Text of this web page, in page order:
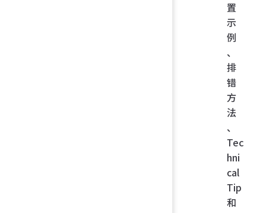
置
示
例
、
排
错
方
法
、
Tec
hni
cal
Tip
和